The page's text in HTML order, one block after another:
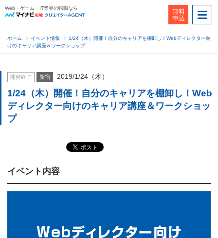
Web・ゲーム・IT業界の転職なら
無料
申込
ホーム イベント情報
1/24（木）開催！自分のキャリアを棚卸し！Webディレクター向
けのキャリア講座＆ワークショップ
開催終了 新宿 2019/1/24（木）
1/24（木）開催！自分のキャリアを棚卸し！Web
ディレクター向けのキャリア講座＆ワークショッ
プ
イベント内容